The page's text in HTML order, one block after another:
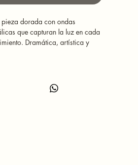
pieza dorada con ondas
que capturan la luz en cada
Dramática, artística y
sea el centro del look.